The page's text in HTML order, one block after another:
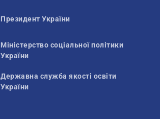
Президент України
Міністерство соціальної політики
України
Державна служба якості освіти
України